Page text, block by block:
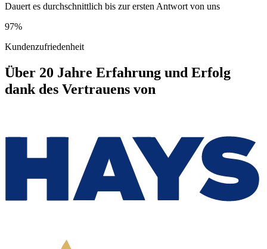
Dauert es durchschnittlich bis zur ersten Antwort von uns
97%
Kundenzufriedenheit
Über 20 Jahre Erfahrung und Erfolg
dank des Vertrauens von